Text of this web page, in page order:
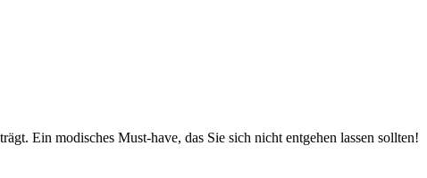
Ein modisches Must-have, das Sie sich nicht entgehen lassen sollten!